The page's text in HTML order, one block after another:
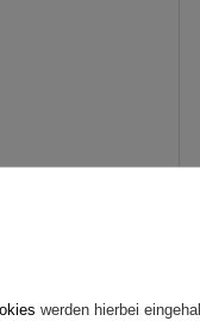
werden hierbei